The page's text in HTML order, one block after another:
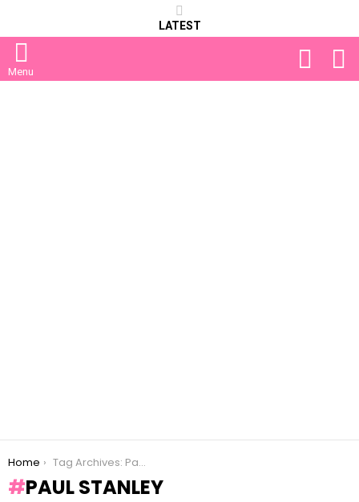
LATEST
Menu
You are here:
Home Tag Archives: Paul Stanley
PAUL STANLEY